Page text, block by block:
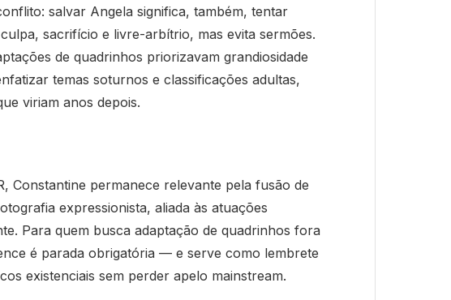
salvar Angela significa, também, tentar
sacrifício e livre-arbítrio, mas evita sermões.
de quadrinhos priorizavam grandiosidade
temas soturnos e classificações adultas,
viriam anos depois.
Constantine permanece relevante pela fusão de
expressionista, aliada às atuações
Para quem busca adaptação de quadrinhos fora
é parada obrigatória — e serve como lembrete
existenciais sem perder apelo mainstream.